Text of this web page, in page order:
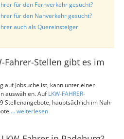
für den Fernverkehr gesucht?
für den Nahverkehr gesucht?
auch als Quereinsteiger
Fahrer-Stellen gibt es im
auf Jobsuche ist, kann unter einer
auswählen. AufLKW-FAHRER-
Stellenangebote, hauptsächlich im Nah-
... weiterlesen